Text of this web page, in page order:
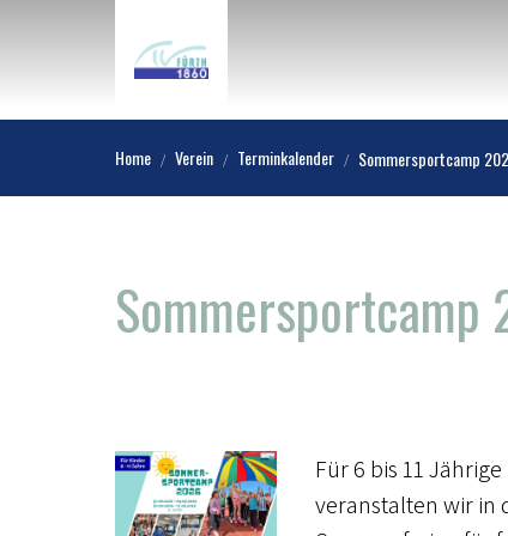
Home Verein Terminkalender Sommersportcamp
Sommersportcamp
Für 6 bis 11 Jährige
veranstalten wir in